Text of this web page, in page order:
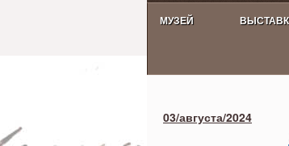
МУЗЕЙ
Activities
03/августа/2024